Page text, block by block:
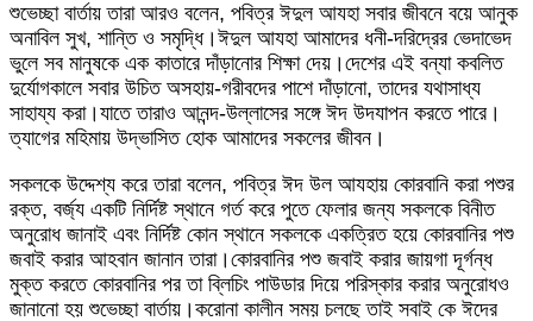
শুভেচ্ছা বার্তায় তারা আরও বলেন, পবিত্র ঈদুল আযহা সবার জীবনে বয়ে আনুক
অনাবিল সুখ, শান্তি ও সমৃদ্ধি।ঈদুল আযহা আমাদের ধনী-দরিদ্রের ভেদাভেদ
ভুলে সব মানুষকে এক কাতারে দাঁড়ানোর শিক্ষা দেয়।দেশের এই বন্যা কবলিত
দুর্যোগকালে সবার উচিত অসহায়-গরীবদের পাশে দাঁড়ানো, তাদের যথাসাধ্য
সাহায্য করা।যাতে তারাও আনন্দ-উল্লাসের সঙ্গে ঈদ উদযাপন করতে পারে।
ত্যাগের মহিমায় উদ্ভাসিত হোক আমাদের সকলের জীবন।
সকলকে উদ্দেশ্য করে তারা বলেন, পবিত্র ঈদ উল আযহায় কোরবানি করা পশুর
রক্ত, বর্জ্য একটি নির্দিষ্ট স্থানে গর্ত করে পুতে ফেলার জন্য সকলকে বিনীত
অনুরোধ জানাই এবং নির্দিষ্ট কোন স্থানে সকলকে একত্রিত হয়ে কোরবানির পশু
জবাই করার আহবান জানান তারা।কোরবানির পশু জবাই করার জায়গা দূর্গন্ধ
মুক্ত করতে কোরবানির পর তা ব্লিচিং পাউডার দিয়ে পরিস্কার করার অনুরোধও
জানানো হয় শুভেচ্ছা বার্তায়।করোনা কালীন সময় চলছে তাই সবাই কে ঈদের